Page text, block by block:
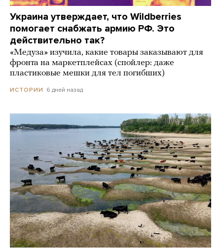
Украина утверждает, что Wildberries
помогает снабжать армию РФ. Это
действительно так?
«Медуза» изучила, какие товары заказывают для
фронта на маркетплейсах (спойлер: даже
пластиковые мешки для тел погибших)
ИСТОРИИ 6 дней назад